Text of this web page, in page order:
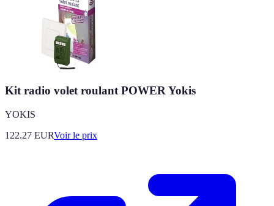
Kit radio volet roulant POWER Yokis
YOKIS
122.27 EURVoir le prix